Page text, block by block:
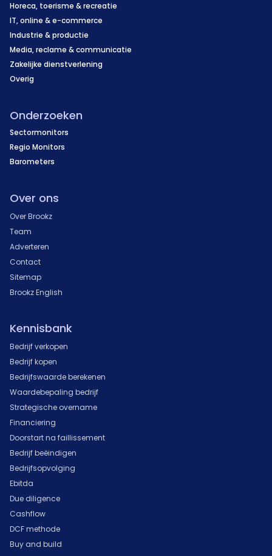
Horeca, toerisme & recreatie
IT, online & e-commerce
Industrie & productie
Media, reclame & communicatie
Zakelijke dienstverlening
Overig
Onderzoeken
Sectormonitors
Regio Monitors
Barometers
Over ons
Over Brookz
Team
Adverteren
Contact
Sitemap
Brookz English
Kennisbank
Bedrijf verkopen
Bedrijf kopen
Bedrijfswaarde berekenen
Waardebepaling bedrijf
Strategische overname
Financiering
Doorstart na faillissement
Bedrijf beëindigen
Bedrijfsopvolging
Ebitda
Due diligence
Cashflow
DCF methode
Buy and build